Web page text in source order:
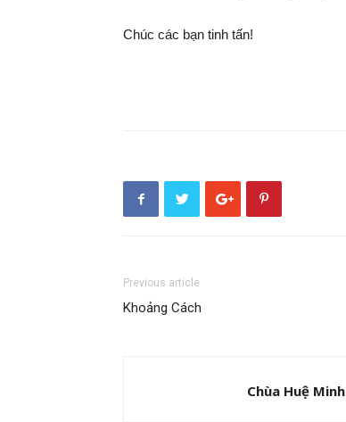
Chúc các bạn tinh tấn!
Previous article
Khoảng Cách
Chùa Huệ Minh